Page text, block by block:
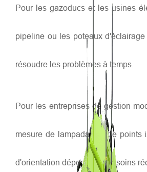
Pour les gazoducs et les usines
pipeline ou les poteaux
résoudre les problèmes à temps.
Pour les entreprises de gestion
mesure de lampadaires, de
d'orientation dépend des besoins